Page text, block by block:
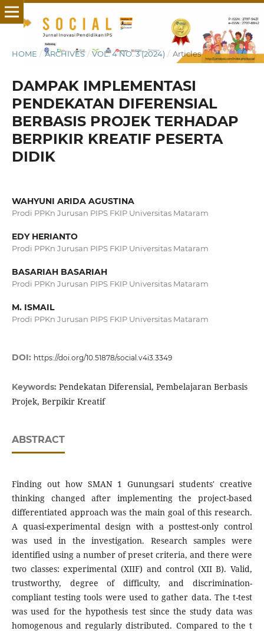
HOME / ARCHIVES / VOL. 4 NO. 3 (2024) / Articles
DAMPAK IMPLEMENTASI
PENDEKATAN DIFERENSIAL
BERBASIS PROJEK TERHADAP
BERPIKIR KREATIF PESERTA
DIDIK
WAHYUNI ARIDA AGUSTINA
Prodi PPKn Jurusan PIPS FKIP Universitas Mataram
EDY HERIANTO
Prodi PPKn Jurusan PIPS FKIP Universitas Mataram
BASARIAH BASARIAH
Prodi PPKn Jurusan PIPS FKIP Universitas Mataram
M. ISMAIL
Prodi PPKn Jurusan PIPS FKIP Universitas Mataram
DOI: https://doi.org/10.51878/social.v4i3.3349
Keywords: Pendekatan Diferensial, Pembelajaran Berbasis
Projek, Berpikir Kreatif
ABSTRACT
Finding out how SMAN 1 Gunungsari students' creative
thinking changed after implementing the project-based
differentiated approach was the main goal of this research.
A quasi-experimental design with a posttest-only control
was used in the investigation. Research samples were
identified using a number of preset criteria, and there were
two classes: experimental (XIIF) and control (XII B). Valid,
trustworthy, degree of difficulty, and discrimination-
compliant testing tools were used to gather data. The t-test
was used for the hypothesis test since the study data was
homogenous and regularly distributed. Compared to the t